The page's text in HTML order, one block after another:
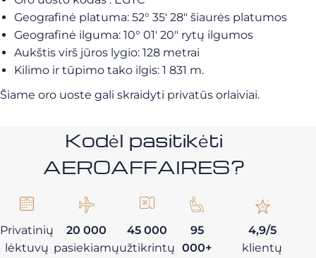
Geografinė platuma: 52° 35′ 28″ šiaurės platumos
Geografinė ilguma: 10° 01′ 20″ rytų ilgumos
Aukštis virš jūros lygio: 128 metrai
Kilimo ir tūpimo tako ilgis: 1 831 m.
Šiame oro uoste gali skraidyti privatūs orlaiviai.
Kodėl pasitikėti
AEROAFFAIRES?
Privatinių
lėktuvų
20 000
pasiekiamų
45 000
užtikrintų
95
000+
4,9/5
klientų